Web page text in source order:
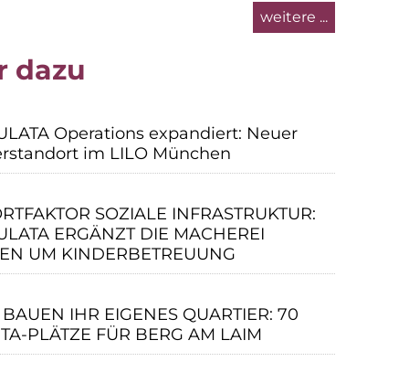
weitere ...
dazu
Operations expandiert: Neuer
im LILO München
SOZIALE INFRASTRUKTUR:
ERGÄNZT DIE MACHEREI
UM KINDERBETREUUNG
IHR EIGENES QUARTIER: 70
PLÄTZE FÜR BERG AM LAIM